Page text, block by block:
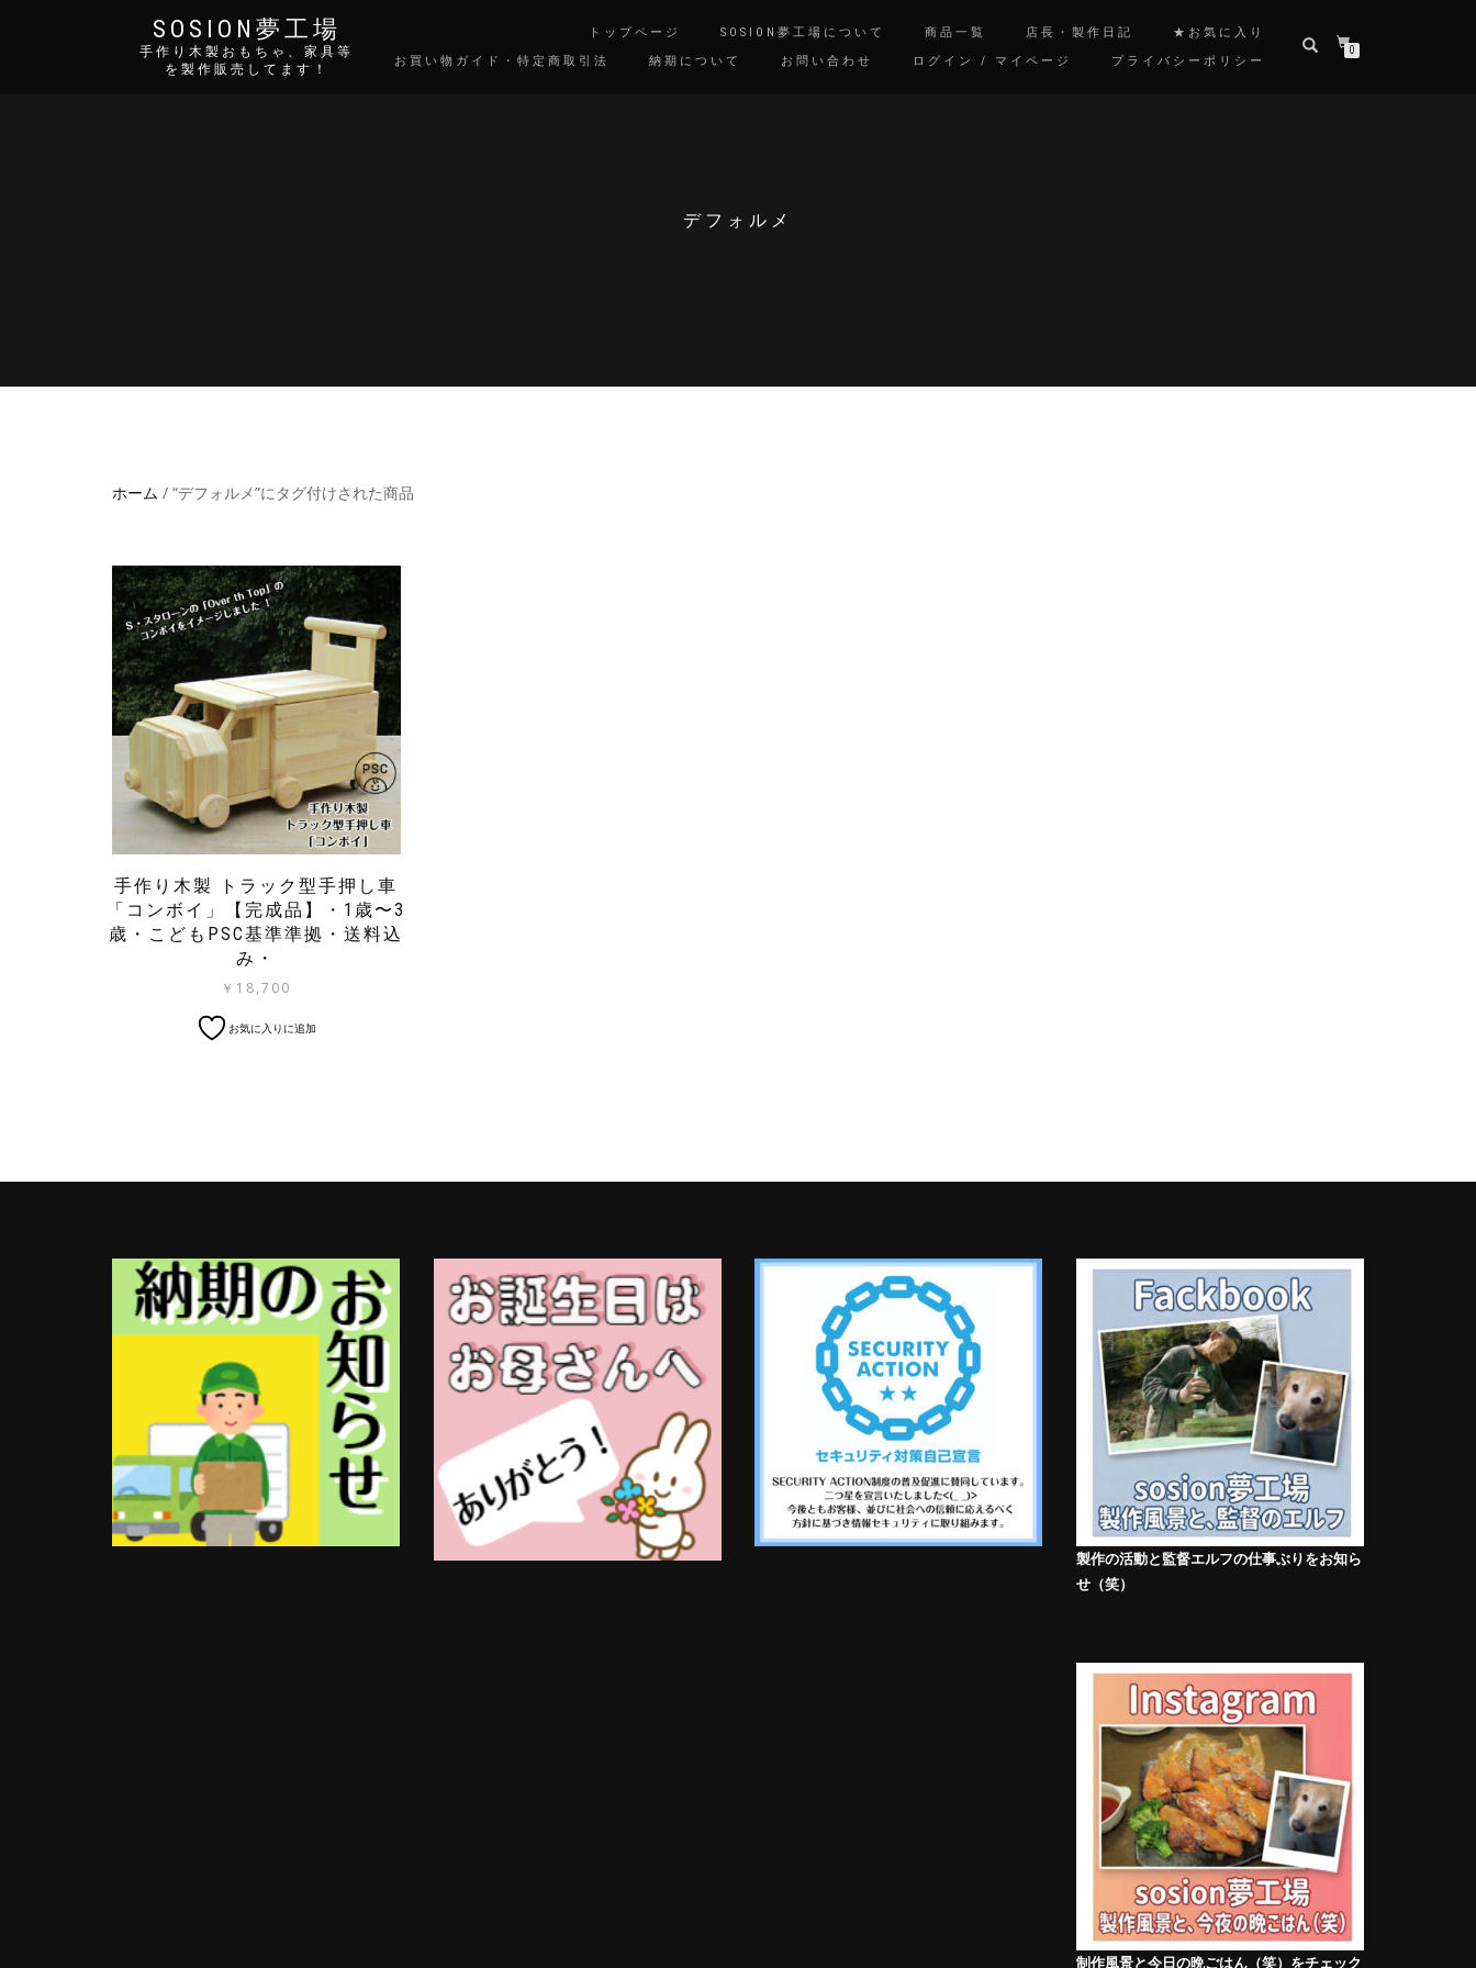
SOSION夢工場
手作り木製おもちゃ、家具等
を製作販売してます！
トップページ SOSION夢工場について 商品一覧 店長・製作日記
★お気に入り
お買い物ガイド・特定商取引法
納期について お問い合わせ ログイン / マイページ プライバシーポリシー
0
デフォルメ
ホーム / “デフォルメ”にタグ付けされた商品
手作り木製 トラック型手押し車
「コンボイ」【完成品】・1歳〜3
歳・こどもPSC基準準拠・送料込
み・
￥ 18,700
お気に入りに追加
製作の活動と監督エルフの仕事ぶりをお知ら
せ（笑）
制作風景と今日の晩ごはん（笑）をチェック